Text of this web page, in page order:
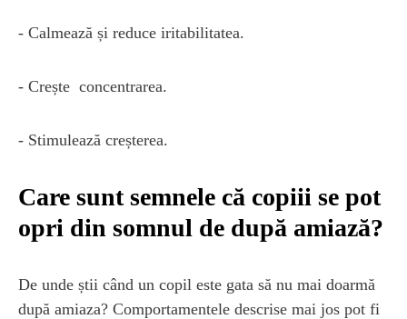
- Calmează și reduce iritabilitatea.
- Crește concentrarea.
- Stimulează creșterea.
Care sunt semnele că copiii se pot
opri din somnul de după amiază?
De unde știi când un copil este gata să nu mai doarmă
după amiaza? Comportamentele descrise mai jos pot fi